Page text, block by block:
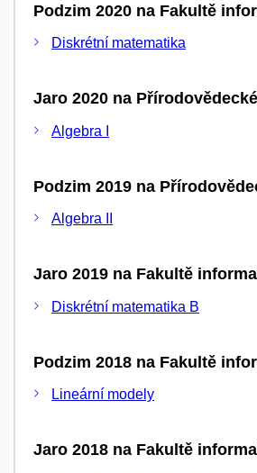
Podzim 2020 na Fakultě
Diskrétní matematika
Jaro 2020 na
Algebra I
Podzim 2019 na
Algebra II
Jaro 2019 na Fakultě
Diskrétní matematika B
Podzim 2018 na Fakultě
Lineární modely
Jaro 2018 na Fakultě